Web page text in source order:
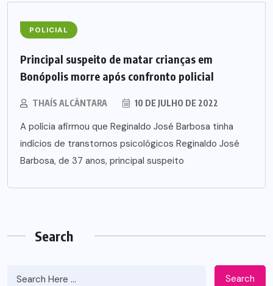
POLICIAL
Principal suspeito de matar crianças em
Bonópolis morre após confronto policial
THAÍS ALCÂNTARA 10 DE JULHO DE 2022
A polícia afirmou que Reginaldo José Barbosa tinha
indícios de transtornos psicológicos Reginaldo José
Barbosa, de 37 anos, principal suspeito
Search
Search